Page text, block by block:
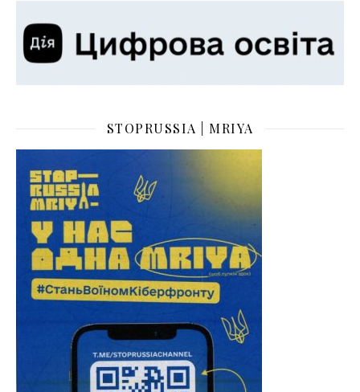
STOPRUSSIA | MRIYA